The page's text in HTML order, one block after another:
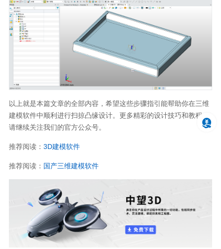
以上就是本篇文章的全部内容，希望这些步骤指引能帮助你在三维
建模软件中顺利进行扫掠凸缘设计。更多精彩的设计技巧和教程，
请继续关注我们的官方公众号。
推荐阅读： 3D建模软件
推荐阅读： 国产三维建模软件